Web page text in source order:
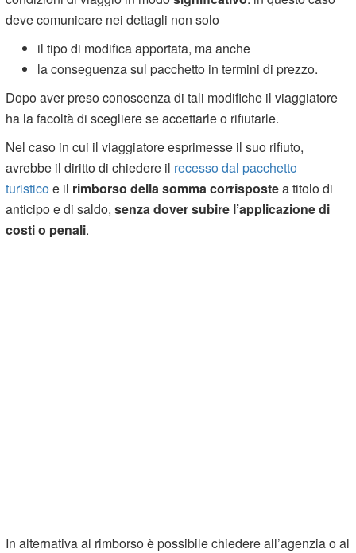
deve comunicare nei dettagli non solo
il tipo di modifica apportata, ma anche
la conseguenza sul pacchetto in termini di prezzo.
Dopo aver preso conoscenza di tali modifiche il viaggiatore
ha la facoltà di scegliere se accettarle o rifiutarle.
Nel caso in cui il viaggiatore esprimesse il suo rifiuto,
avrebbe il diritto di chiedere il recesso dal pacchetto
turisticoe il rimborso della somma corrispostea titolo di
anticipo e di saldo,senza dover subire l’applicazione di
costi o penali.
In alternativa al rimborso è possibile chiedere all’agenzia o al